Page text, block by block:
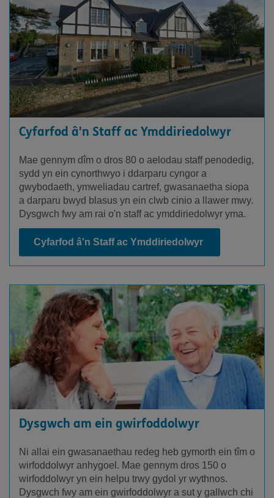
Cyfarfod â'n Staff ac Ymddiriedolwyr
Mae gennym dîm o dros 80 o aelodau staff penodedig,
sydd yn ein cynorthwyo i ddarparu cyngor a
gwybodaeth, ymweliadau cartref, gwasanaetha siopa
a darparu bwyd blasus yn ein clwb cinio a llawer mwy.
Dysgwch fwy am rai o'n staff ac ymddiriedolwyr yma.
Cyfarfod â'n Staff ac Ymddiriedolwyr
Dysgwch am ein gwirfoddolwyr
Ni allai ein gwasanaethau redeg heb gymorth ein tîm o
wirfoddolwyr anhygoel. Mae gennym dros 150 o
wirfoddolwyr yn ein helpu trwy gydol yr wythnos.
Dysgwch fwy am ein gwirfoddolwyr a sut y gallwch chi